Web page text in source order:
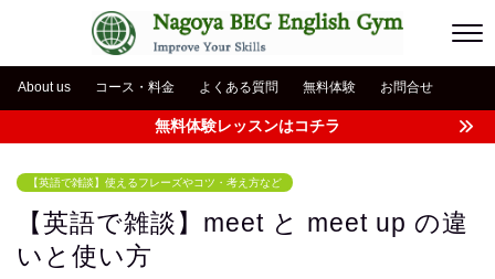
About us コース・料金 よくある質問 無料体験 お問合せ
無料体験レッスンはコチラ
【英語で雑談】使えるフレーズやコツ・考え方など
【英語で雑談】meet と meet up の違
いと使い方